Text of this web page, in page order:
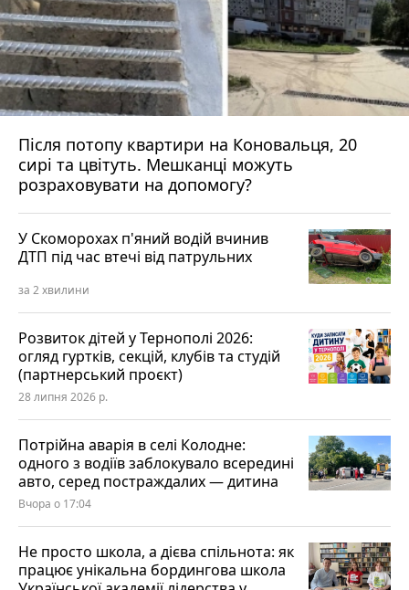
Після потопу квартири на Коновальця, 20
сирі та цвітуть. Мешканці можуть
розраховувати на допомогу?
У Скоморохах п'яний водій вчинив
ДТП під час втечі від патрульних
за 2 хвилини
Розвиток дітей у Тернополі 2026:
огляд гуртків, секцій, клубів та студій
(партнерський проєкт)
28 липня 2026 р.
Потрійна аварія в селі Колодне:
одного з водіїв заблокувало всередині
авто, серед постраждалих — дитина
Вчора о 17:04
Не просто школа, а дієва спільнота: як
працює унікальна бордингова школа